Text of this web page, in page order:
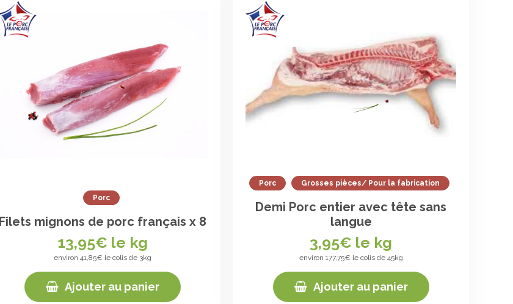
Porc
Filets mignons de porc français x 8
13,95€ le kg
environ 41,85€ le colis de 3kg
Ajouter au panier
Porc Grosses pièces/ Pour la fabrication
Demi Porc entier avec tête sans
langue
3,95€ le kg
environ 177,75€ le colis de 45kg
Ajouter au panier